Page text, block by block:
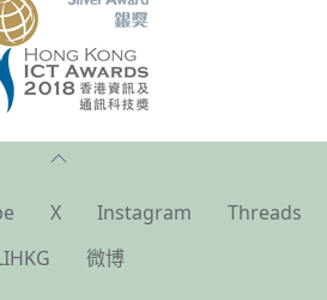
X Instagram
Threads
微博